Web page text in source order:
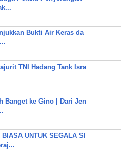
Bukti Air Keras da
TNI Hadang Tank Isra
Banget ke Gino | Dari Jen
UNTUK SEGALA SI